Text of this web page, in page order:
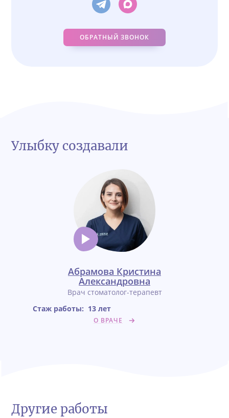
ОБРАТНЫЙ ЗВОНОК
Улыбку создавали
Абрамова Кристина
Александровна
Врач стоматолог-терапевт
Стаж работы: 13 лет
О ВРАЧЕ
Другие работы